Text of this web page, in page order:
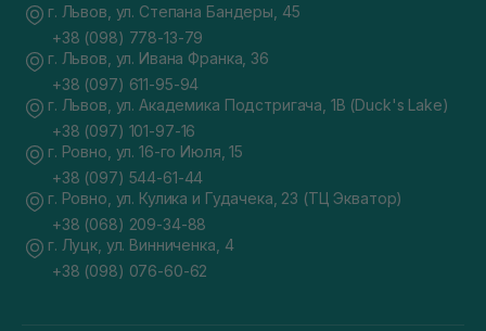
г. Львов, ул. Степана Бандеры, 45
+38 (098) 778-13-79
г. Львов, ул. Ивана Франка, 36
+38 (097) 611-95-94
г. Львов, ул. Академика Подстригача, 1В (Duck's Lake)
+38 (097) 101-97-16
г. Ровно, ул. 16-го Июля, 15
+38 (097) 544-61-44
г. Ровно, ул. Кулика и Гудачека, 23 (ТЦ Экватор)
+38 (068) 209-34-88
г. Луцк, ул. Винниченка, 4
+38 (098) 076-60-62